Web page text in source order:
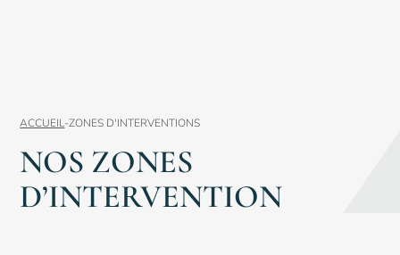
ACCUEIL-ZONES D'INTERVENTIONS
NOS ZONES
D’INTERVENTION